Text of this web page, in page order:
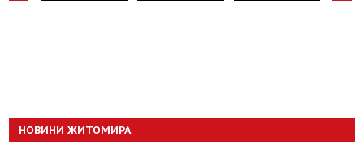
НОВИНИ ЖИТОМИРА